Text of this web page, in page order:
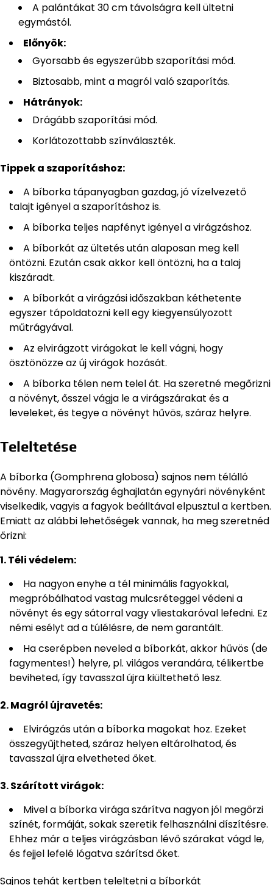
A palántákat 30 cm távolságra kell ültetni
egymástól.
Előnyök:
Gyorsabb és egyszerűbb szaporítási mód.
Biztosabb, mint a magról való szaporítás.
Hátrányok:
Drágább szaporítási mód.
Korlátozottabb színválaszték.
Tippek a szaporításhoz:
A bíborka tápanyagban gazdag, jó vízelvezető
talajt igényel a szaporításhoz is.
A bíborka teljes napfényt igényel a virágzáshoz.
A bíborkát az ültetés után alaposan meg kell
öntözni. Ezután csak akkor kell öntözni, ha a talaj
kiszáradt.
A bíborkát a virágzási időszakban kéthetente
egyszer tápoldatozni kell egy kiegyensúlyozott
műtrágyával.
Az elvirágzott virágokat le kell vágni, hogy
ösztönözze az új virágok hozását.
A bíborka télen nem telel át. Ha szeretné megőrizni
a növényt, ősszel vágja le a virágszárakat és a
leveleket, és tegye a növényt hűvös, száraz helyre.
Teleltetése
A bíborka (Gomphrena globosa) sajnos nem télálló
növény. Magyarország éghajlatán egynyári növényként
viselkedik, vagyis a fagyok beálltával elpusztul a kertben.
Emiatt az alábbi lehetőségek vannak, ha meg szeretnéd
őrizni:
1. Téli védelem:
Ha nagyon enyhe a tél minimális fagyokkal,
megpróbálhatod vastag mulcsréteggel védeni a
növényt és egy sátorral vagy vliestakaróval lefedni. Ez
némi esélyt ad a túlélésre, de nem garantált.
Ha cserépben neveled a bíborkát, akkor hűvös (de
fagymentes!) helyre, pl. világos verandára, télikertbe
beviheted, így tavasszal újra kiültethető lesz.
2. Magról újravetés:
Elvirágzás után a bíborka magokat hoz. Ezeket
összegyűjtheted, száraz helyen eltárolhatod, és
tavasszal újra elvetheted őket.
3. Szárított virágok:
Mivel a bíborka virága szárítva nagyon jól megőrzi
színét, formáját, sokak szeretik felhasználni díszítésre.
Ehhez már a teljes virágzásban lévő szárakat vágd le,
és fejjel lefelé lógatva szárítsd őket.
Sajnos tehát kertben teleltetni a bíborkát